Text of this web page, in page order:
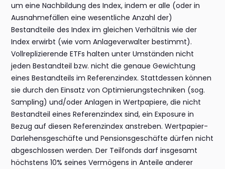
um eine Nachbildung des Index, indem er alle (oder in
Ausnahmefällen eine wesentliche Anzahl der)
Bestandteile des Index im gleichen Verhältnis wie der
Index erwirbt (wie vom Anlageverwalter bestimmt).
Vollreplizierende ETFs halten unter Umständen nicht
jeden Bestandteil bzw. nicht die genaue Gewichtung
eines Bestandteils im Referenzindex. Stattdessen können
sie durch den Einsatz von Optimierungstechniken (sog.
Sampling) und/oder Anlagen in Wertpapiere, die nicht
Bestandteil eines Referenzindex sind, ein Exposure in
Bezug auf diesen Referenzindex anstreben. Wertpapier-
Darlehensgeschäfte und Pensionsgeschäfte dürfen nicht
abgeschlossen werden. Der Teilfonds darf insgesamt
höchstens 10% seines Vermögens in Anteile anderer